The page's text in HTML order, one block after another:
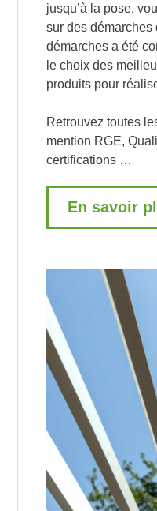
jusqu’à la pose,
sur des
démarches a été
le choix des
produits pour
Retrouvez toutes
mention RGE,
certifications …
En savoir